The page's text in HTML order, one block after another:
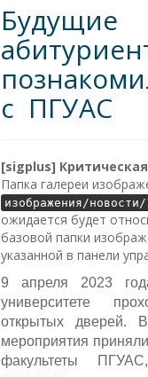
Будущие
с ПГУАС
[sigplus]
Папка галереи
изображения/
ожидается будет
базовой папки
указанной в панели
9 апреля 2023
университете
открытых дверей. В
мероприятия
факультеты